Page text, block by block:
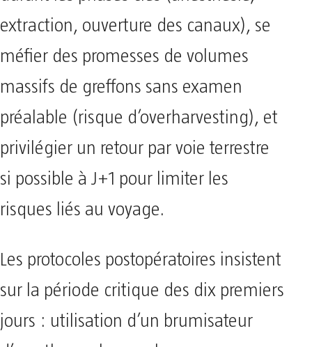
extraction, ouverture des canaux), se
méfier des promesses de volumes
massifs de greffons sans examen
préalable (risque d’overharvesting), et
privilégier un retour par voie terrestre
si possible à J+1 pour limiter les
risques liés au voyage.
Les protocoles postopératoires insistent
sur la période critique des dix premiers
jours : utilisation d’un brumisateur